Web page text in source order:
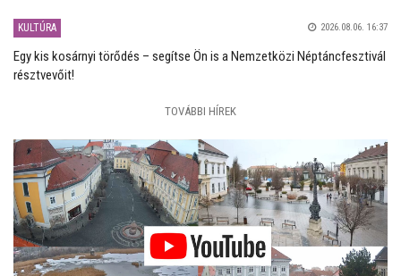
KULTÚRA 2026.08.06. 16:37
Egy kis kosárnyi törődés – segítse Ön is a Nemzetközi Néptáncfesztivál
résztvevőit!
TOVÁBBI HÍREK